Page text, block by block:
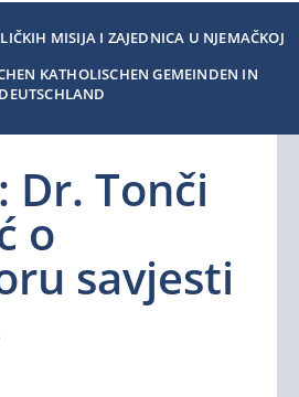
MISIJA I ZAJEDNICA U NJEMAČKOJ
KATHOLISCHEN GEMEINDEN IN
DEUTSCHLAND
Dr. Tonči
o
savjesti